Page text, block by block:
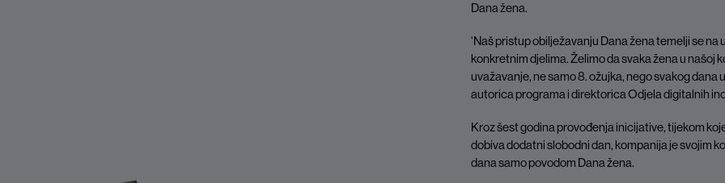
Dana žena.
‘Naš pristup obilježavanju Dana žena temelji se
konkretnim djelima. Želimo da svaka žena u našoj
uvažavanje, ne samo 8. ožujka, nego svakog dana
autorica programa i direktorica Odjela digitalnih
Kroz šest godina provođenja inicijative, tijekom
dobiva dodatni slobodni dan, kompanija je svojim
dana samo povodom Dana žena.